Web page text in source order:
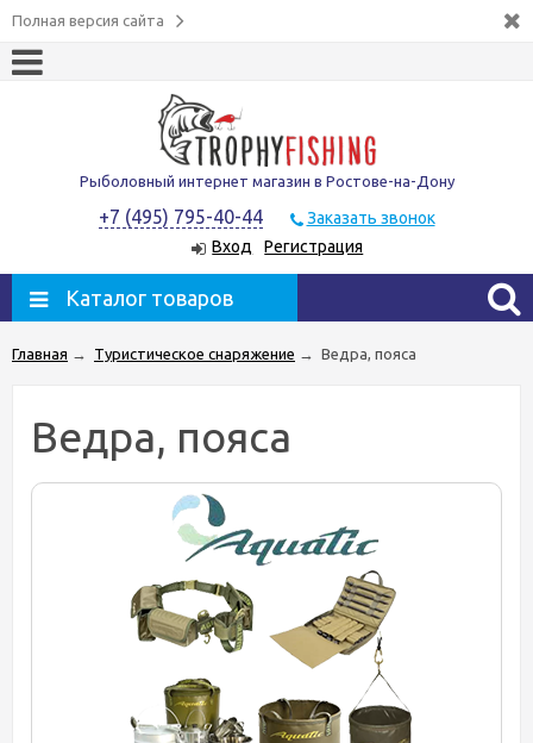
Полная версия сайта
Рыболовный интернет магазин в Ростове-на-Дону
+7 (495) 795-40-44
Заказать звонок
Вход
Регистрация
Каталог товаров
Главная → Туристическое снаряжение → Ведра, пояса
Ведра, пояса